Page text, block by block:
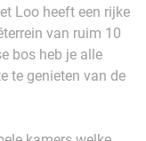
Loo heeft een rijke
van ruim 10
bos heb je alle
te genieten van de